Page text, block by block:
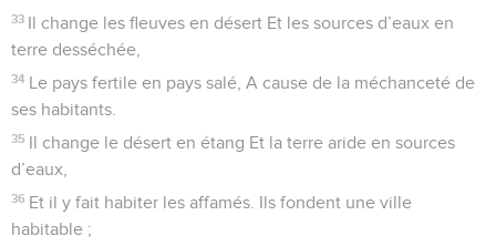
33 Il change les fleuves en désert Et les sources d’eaux en
terre desséchée,
34 Le pays fertile en pays salé, A cause de la méchanceté de
ses habitants.
35 Il change le désert en étang Et la terre aride en sources
d’eaux,
36 Et il y fait habiter les affamés. Ils fondent une ville
habitable ;